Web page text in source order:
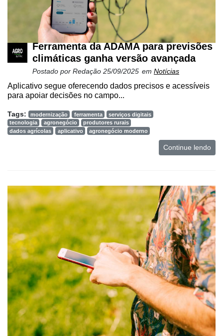
Ferramenta da ADAMA para previsões
climáticas ganha versão avançada
Postado por Redação 25/09/2025 em Notícias
Aplicativo segue oferecendo dados precisos e acessíveis
para apoiar decisões no campo...
Tags: modernização ferramenta
serviços digitais
tecnologia
agronegócio
produtores rurais
dados agrícolas
aplicativo agronegócio moderno
Continue lendo